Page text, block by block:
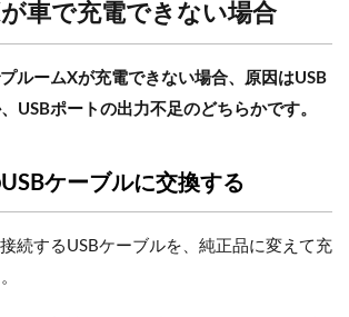
車で充電できない場合
ルームXが充電できない場合、原因はUSB
USBポートの出力不足のどちらかです。
ケーブルに交換する
続するUSBケーブルを、純正品に変えて充